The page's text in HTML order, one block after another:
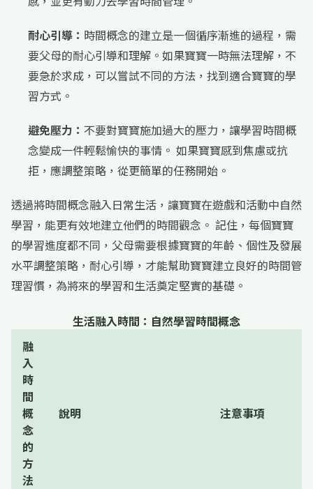
耐心引導： 時間概念的建立是一個循序漸進的過程，需
要父母的耐心引導和理解。如果寶寶一時無法理解，不
要急於求成，可以嘗試不同的方法，找到適合寶寶的學
習方式。
避免壓力： 不要對寶寶施加過大的壓力，讓學習時間概
念變成一件輕鬆愉快的事情。 如果寶寶感到焦慮或抗
拒，應調整策略，從更簡單的任務開始。
透過將時間概念融入日常生活，讓寶寶在遊戲和活動中自然
學習，能更有效地建立他們的時間觀念。 記住，每個寶寶
的學習進度都不同，父母需要根據寶寶的年齡、個性及發展
水平調整策略，耐心引導，才能幫助寶寶建立良好的時間管
理習慣，為將來的學習和生活奠定堅實的基礎。
生活融入時間：自然學習時間概念
融
入
時
間
概
念
的
方
法
說明 注意事項